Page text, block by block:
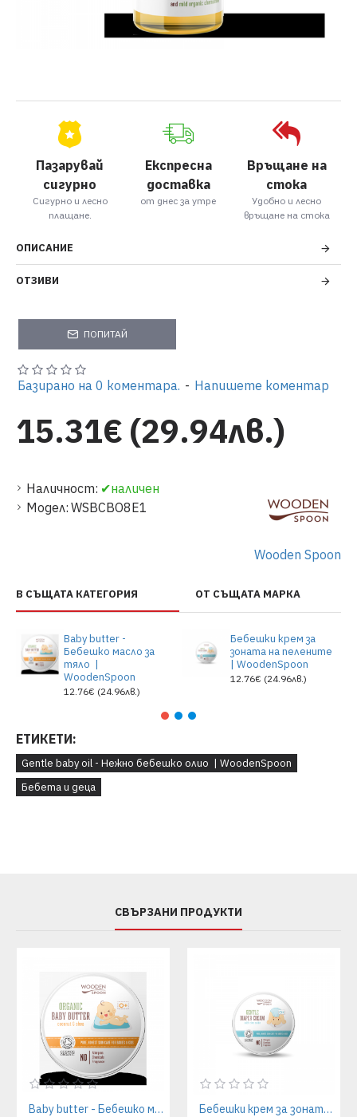
Пазарувай
сигурно
Сигурно и лесно
плащане.
Експресна
доставка
от днес за утре
Връщане на
стока
Удобно и лесно
връщане на стока
ОПИСАНИЕ
ОТЗИВИ
ПОПИТАЙ
Наличност: ✔наличен
Модел: WSBCBO8E1
Wooden Spoon
Базирано на 0 коментара. - Напишете коментар
15.31€ (29.94лв.)
В СЪЩАТА КАТЕГОРИЯ ОТ СЪЩАТА МАРКА
Baby butter -
Бебешко масло за
тяло |
WoodenSpoon
12.76€ (24.96лв.)
Бебешки крем за
зоната на пелените
| WoodenSpoon
12.76€ (24.96лв.)
ЕТИКЕТИ:
Gentle baby oil - Нежно бебешко олио | WoodenSpoon
Бебета и деца
СВЪРЗАНИ ПРОДУКТИ
Baby butter - Бебешко масло за тяло | WoodenSpoon Бебешки крем за зоната на пелените | WoodenSpoon